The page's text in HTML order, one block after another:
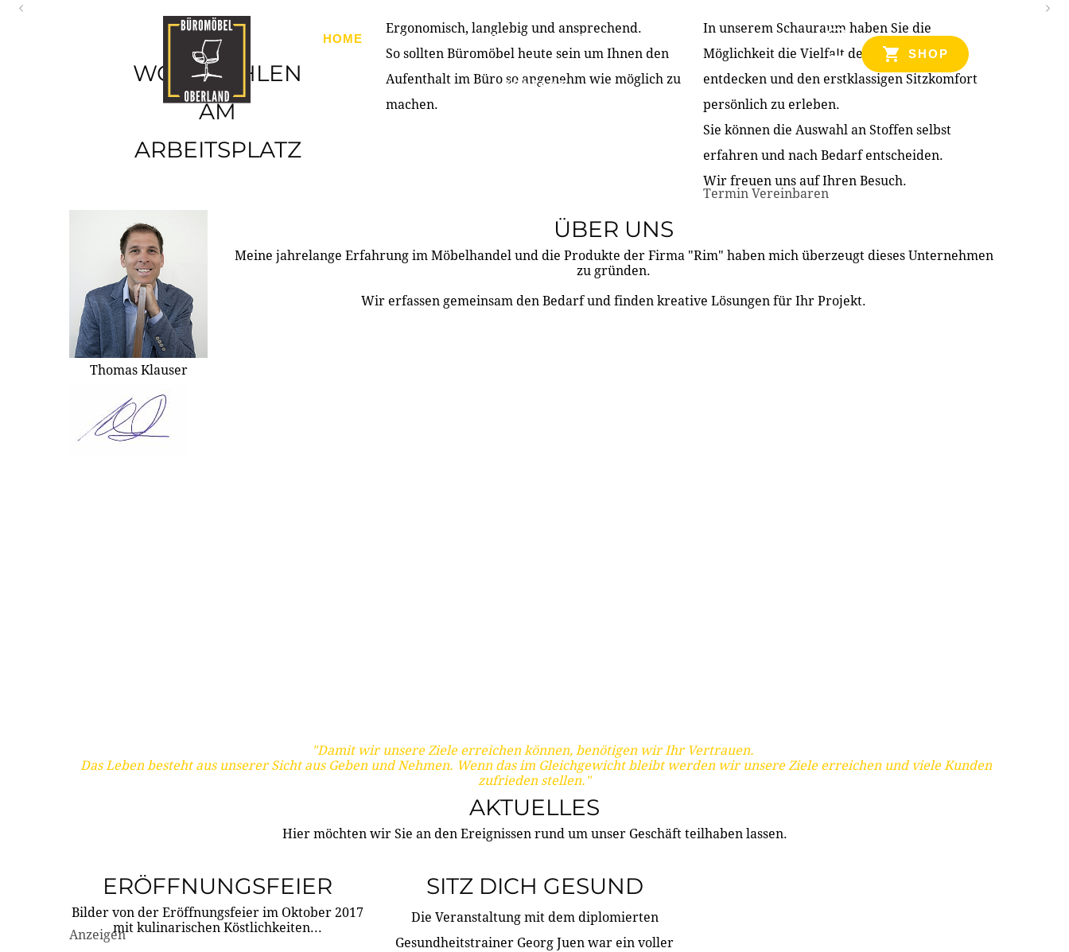
HOME PRODUKTE ÜBER UNS PARTNER & REFERENZEN
KONTAKT
SHOP
WOHLFÜHLEN
AM
ARBEITSPLATZ
Ergonomisch, langlebig und ansprechend.
So sollten Büromöbel heute sein um Ihnen den
Aufenthalt im Büro so angenehm wie möglich zu
machen.
In unserem Schauraum haben Sie die
Möglichkeit die Vielfalt der Produkte zu
entdecken und den erstklassigen Sitzkomfort
persönlich zu erleben.
Sie können die Auswahl an Stoffen selbst
erfahren und nach Bedarf entscheiden.
Wir freuen uns auf Ihren Besuch.
Termin Vereinbaren
Thomas Klauser
ÜBER UNS
Meine jahrelange Erfahrung im Möbelhandel und die Produkte der Firma "Rim" haben mich überzeugt dieses Unternehmen
zu gründen.
Wir erfassen gemeinsam den Bedarf und finden kreative Lösungen für Ihr Projekt.
"Damit wir unsere Ziele erreichen können, benötigen wir Ihr Vertrauen.
Das Leben besteht aus unserer Sicht aus Geben und Nehmen. Wenn das im Gleichgewicht bleibt werden wir unsere Ziele erreichen und viele Kunden
zufrieden stellen."
AKTUELLES
Hier möchten wir Sie an den Ereignissen rund um unser Geschäft teilhaben lassen.
ERÖFFNUNGSFEIER
Bilder von der Eröffnungsfeier im Oktober 2017
mit kulinarischen Köstlichkeiten...
Anzeigen
SITZ DICH GESUND
Die Veranstaltung mit dem diplomierten
Gesundheitstrainer Georg Juen war ein voller